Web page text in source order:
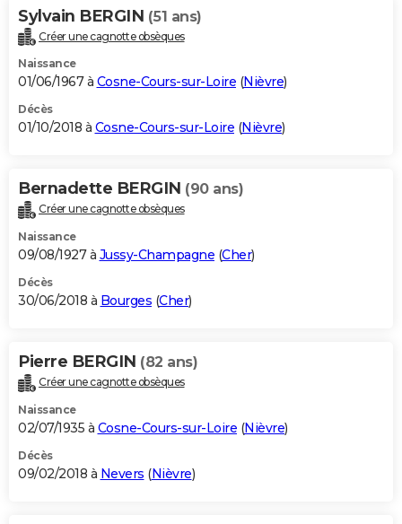
Sylvain BERGIN (51 ans)
Créer une cagnotte obsèques
Naissance
01/06/1967 à Cosne-Cours-sur-Loire (Nièvre)
Décès
01/10/2018 à Cosne-Cours-sur-Loire (Nièvre)
Bernadette BERGIN (90 ans)
Créer une cagnotte obsèques
Naissance
09/08/1927 à Jussy-Champagne (Cher)
Décès
30/06/2018 à Bourges (Cher)
Pierre BERGIN (82 ans)
Créer une cagnotte obsèques
Naissance
02/07/1935 à Cosne-Cours-sur-Loire (Nièvre)
Décès
09/02/2018 à Nevers (Nièvre)